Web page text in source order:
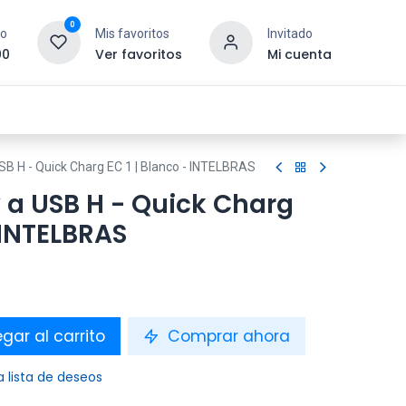
0
Mis favoritos
Ver favoritos
Invitado
Mi cuenta
H - Quick Charg EC 1 | Blanco - INTELBRAS
USB H - Quick Charg
al carrito Comprar ahora
lista de deseos